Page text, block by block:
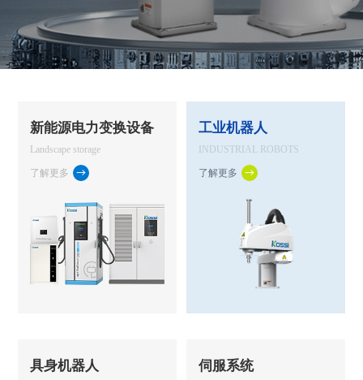
新能源电力变换设备
Landscape storage
了解更多
工业机器人
INDUSTRIAL ROBOTS
了解更多
具身机器人 伺服系统